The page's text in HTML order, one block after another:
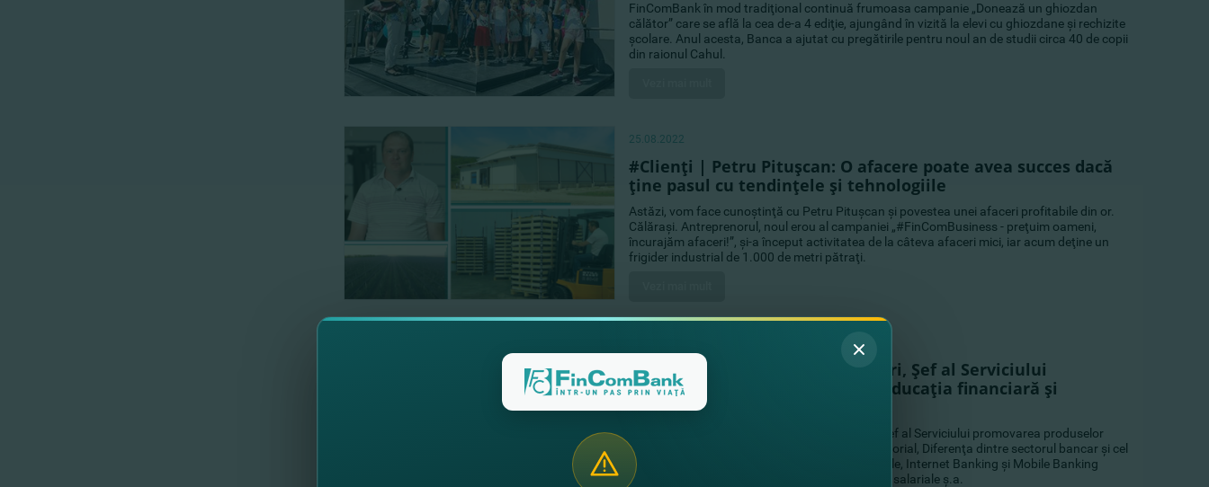
FinComBank în mod tradiţional continuă frumoasa campanie „Donează un ghiozdan
călător” care se află la cea de-a 4 ediţie, ajungând în vizită la elevi cu ghiozdane şi rechizite
şcolare. Anul acesta, Banca a ajutat cu pregătirile pentru noul an de studii circa 40 de copii
din raionul Cahul.
25.08.2022
#Clienţi | Petru Pituşcan: O afacere poate avea succes dacă
ţine pasul cu tendinţele şi tehnologiile
Astăzi, vom face cunoştinţă cu Petru Pituşcan şi povestea unei afaceri profitabile din or.
Călăraşi. Antreprenorul, noul erou al campaniei „#FinComBusiness - preţuim oameni,
încurajăm afaceri!”, şi-a început activitatea de la câteva afaceri mici, iar acum deţine un
frigider industrial de 1.000 de metri pătraţi.
#PărereaExpertului | Iulia Morari, Şef al Serviciului
promovarea produselor Retail: Educaţia financiară şi
antreprenorială
Aflaţi mai multe detalii oderite de Iulia Morari, Şef al Serviciului promovarea produselor
Retail, FinComBank, despre: Procesul antreprenorial, Diferenţa dintre sectorul bancar şi cel
nebancar, Credite şi DAE, Depozitele şi economiile, Internet Banking şi Mobile Banking
pentru business, Cardurile bancare şi proiectele salariale ş.a.